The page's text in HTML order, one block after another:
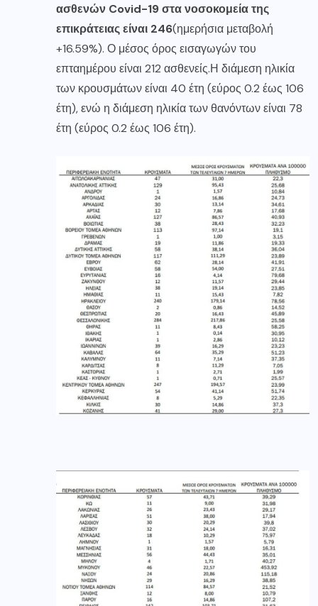
ασθενών Covid-19 στα νοσοκομεία της
επικράτειας είναι 246(ημερήσια μεταβολή
+16.59%). Ο μέσος όρος εισαγωγών του
επταημέρου είναι 212 ασθενείς.Η διάμεση ηλικία
των κρουσμάτων είναι 40 έτη (εύρος 0.2 έως 106
έτη), ενώ η διάμεση ηλικία των θανόντων είναι 78
έτη (εύρος 0.2 έως 106 έτη).